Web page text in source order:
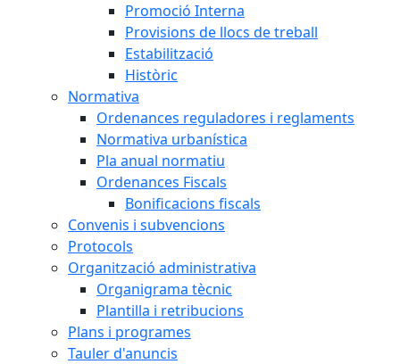
Promoció Interna
Provisions de llocs de treball
Estabilització
Històric
Normativa
Ordenances reguladores i reglaments
Normativa urbanística
Pla anual normatiu
Ordenances Fiscals
Bonificacions fiscals
Convenis i subvencions
Protocols
Organització administrativa
Organigrama tècnic
Plantilla i retribucions
Plans i programes
Tauler d'anuncis